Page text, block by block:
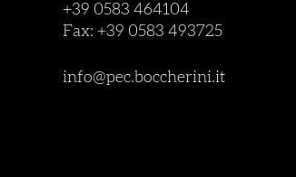
+39 0583 464104
Fax: +39 0583 493725
info@pec.boccherini.it